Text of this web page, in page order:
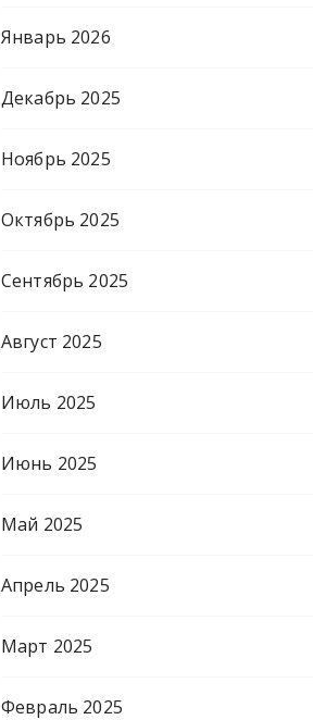
Январь 2026
Декабрь 2025
Ноябрь 2025
Октябрь 2025
Сентябрь 2025
Август 2025
Июль 2025
Июнь 2025
Май 2025
Апрель 2025
Март 2025
Февраль 2025